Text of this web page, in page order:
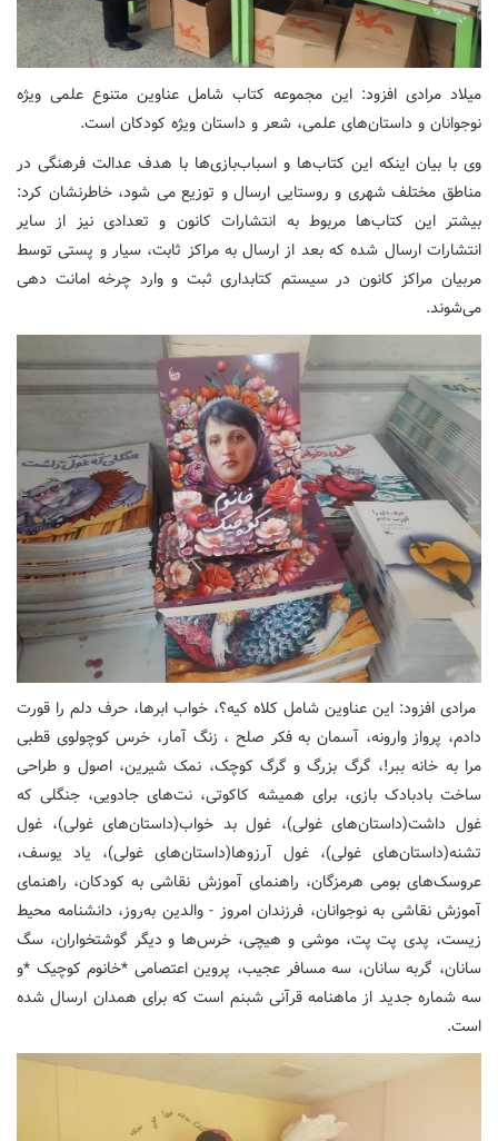
میلاد مرادی افزود: این مجموعه کتاب شامل عناوین متنوع علمی ویژه
نوجوانان و داستان‌های علمی، شعر و داستان ویژه کودکان است.
وی با بیان اینکه این کتاب‌ها و اسباب‌بازی‌ها با هدف عدالت فرهنگی در
مناطق مختلف شهری و روستایی ارسال و توزیع می شود، خاطرنشان کرد:
بیشتر این کتاب‌ها مربوط به انتشارات کانون و تعدادی نیز از سایر
انتشارات ارسال شده که بعد از ارسال به مراکز ثابت، سیار و پستی توسط
مربیان مراکز کانون در سیستم کتابداری ثبت و وارد چرخه امانت دهی
می‌شوند.
مرادی افزود: این عناوین شامل کلاه کیه؟، خواب ابرها، حرف دلم را قورت
دادم، پرواز وارونه، آسمان به فکر صلح ، زنگ آمار، خرس کوچولوی قطبی
مرا به خانه ببر!، گرگ بزرگ و گرگ کوچک، نمک شیرین، اصول و طراحی
ساخت بادبادک بازی، برای همیشه کاکوتی، نت‌های جادویی، جنگلی که
غول داشت(داستان‌های غولی)، غول بد خواب(داستان‌های غولی)، غول
تشنه(داستان‌های غولی)، غول آرزوها(داستان‌های غولی)، یاد یوسف،
عروسک‌های بومی هرمزگان، راهنمای آموزش نقاشی به کودکان، راهنمای
آموزش نقاشی به نوجوانان، فرزندان امروز - والدین به‌روز، دانشنامه محیط
زیست، پدی پت پت، موشی و هیچی، خرس‌ها و دیگر گوشتخواران، سگ
سانان، گربه سانان، سه مسافر عجیب، پروین اعتصامی *خانوم کوچیک *و
سه شماره جدید از ماهنامه قرآنی شبنم است که برای همدان ارسال شده
است.